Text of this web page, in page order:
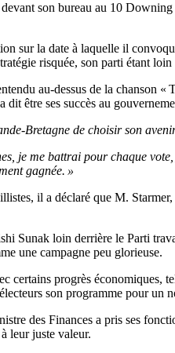
son bureau au 10
sur la date à laquelle il
risquée, son parti étant
au-dessus de la
dit être ses succès au
Bretagne de choisir son
je me battrai pour chaque
gagnée. »
il a déclaré que M.
Sunak loin derrière le Parti
une campagne peu glorieuse.
certains progrès économiques,
son programme pour un
des Finances a pris ses
leur juste valeur.